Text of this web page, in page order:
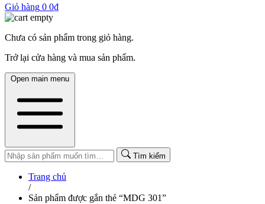
Giỏ hàng 0 0₫
Chưa có sản phẩm trong giỏ hàng.
Trở lại cửa hàng và mua sản phẩm.
Open main menu
Tìm kiếm
Trang chủ
/
Sản phẩm được gắn thẻ “MDG 301”